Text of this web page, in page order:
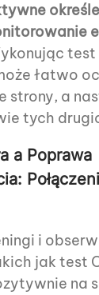
łatwo
strony, a
tych
a Poprawa
i
jak test
na